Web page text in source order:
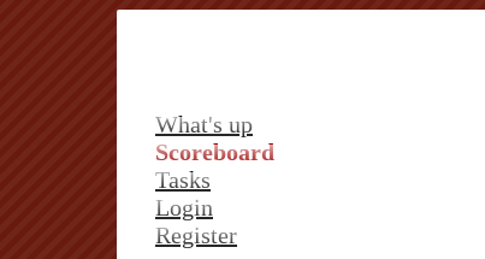
What's up
Scoreboard
Tasks
Login
Register